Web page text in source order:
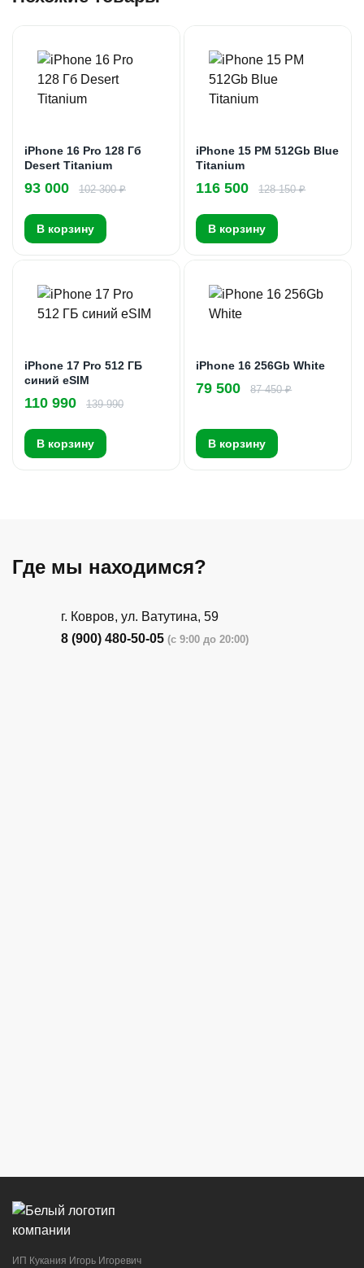
iPhone 16 Pro 128 Гб
Desert Titanium
93 000 102 300 ₽
В корзину
iPhone 15 PM 512Gb Blue
Titanium
116 500 128 150 ₽
В корзину
iPhone 17 Pro 512 ГБ
синий eSIM
110 990 139 990
В корзину
iPhone 16 256Gb White
79 500 87 450 ₽
В корзину
Где мы находимся?
г. Ковров, ул. Ватутина, 59
8 (900) 480-50-05 (с 9:00 до 20:00)
ИП Кукания Игорь Игоревич